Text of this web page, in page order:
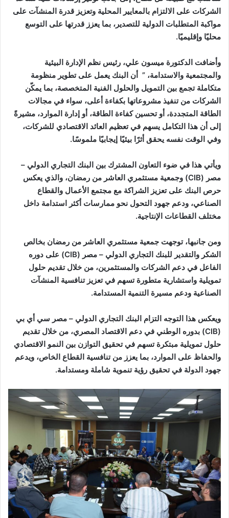
الشركات على الالتزام بالمعايير المحلية وتعزيز قدرة المنشآت على
مواكبة المتطلبات الدولية للتصدير، بما يعزز قدرتها على التوسع
محليًا وإقليميًا.
وأضافت الدكتورة ميسون علي، رئيس نظم الإدارة البيئية
والمجتمعية والاستدامة، ” أن البنك يعمل على تطوير منظومة
متكاملة تجمع بين التمويل والحلول الفنية المتخصصة، بما يمكّن
الشركات من تنفيذ مشروعاتها بكفاءة أعلى، سواء في مجالات
الطاقة المتجددة، أو تحسين كفاءة الطاقة، أو إدارة الموارد، مشيرةً
إلى أن هذا التكامل يسهم في تعظيم العائد الاقتصادي للشركات،
وفي الوقت نفسه يحقق أثرًا بيئيًا إيجابيًا ملموسًا.
ويأتي هذا في ضوء التعاون المشترك بين البنك التجاري الدولي –
مصر (CIB) وجمعية مستثمري العاشر من رمضان، والذي يعكس
حرص البنك على تعزيز الشراكة مع مجتمع الأعمال والقطاع
الصناعي، ودعم جهود التحول نحو ممارسات أكثر استدامة داخل
مختلف القطاعات الإنتاجية.
ومن جانبها، توجهت جمعية مستثمري العاشر من رمضان بخالص
الشكر والتقدير للبنك التجاري الدولي – مصر (CIB) على دوره
الفاعل في دعم الشركات والمستثمرين، من خلال تقديم حلول
تمويلية واستشارية متطورة تسهم في تعزيز تنافسية المنشآت
الصناعية ودعم مسيرة التنمية المستدامة.
ويعكس هذا التوجه التزام البنك التجاري الدولي – مصر سي أي بي
(CIB) بدوره الوطني في دعم الاقتصاد المصري، من خلال تقديم
حلول تمويلية مبتكرة تسهم في تحقيق التوازن بين النمو الاقتصادي
والحفاظ على الموارد، بما يعزز من تنافسية القطاع الخاص، ويدعم
جهود الدولة في تحقيق رؤية تنموية شاملة ومستدامة.